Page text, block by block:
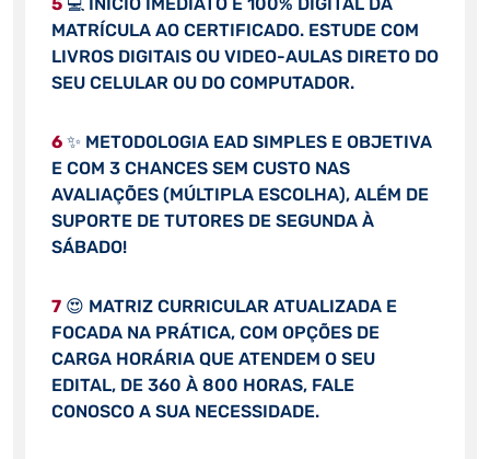
5💻 INÍCIO IMEDIATO E 100% DIGITAL DA
MATRÍCULA AO CERTIFICADO. ESTUDE COM
LIVROS DIGITAIS OU VIDEO-AULAS DIRETO DO
SEU CELULAR OU DO COMPUTADOR.
6✨ METODOLOGIA EAD SIMPLES E OBJETIVA
E COM 3 CHANCES SEM CUSTO NAS
AVALIAÇÕES (MÚLTIPLA ESCOLHA), ALÉM DE
SUPORTE DE TUTORES DE SEGUNDA À
SÁBADO!
7😍 MATRIZ CURRICULAR ATUALIZADA E
FOCADA NA PRÁTICA, COM OPÇÕES DE
CARGA HORÁRIA QUE ATENDEM O SEU
EDITAL, DE 360 À 800 HORAS, FALE
CONOSCO A SUA NECESSIDADE.